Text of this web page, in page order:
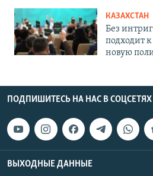
КАЗАХСТАН
Без
подходит
новую
ПОДПИШИТЕСЬ НА НАС В СОЦСЕТЯХ
ВЫХОДНЫЕ ДАННЫЕ